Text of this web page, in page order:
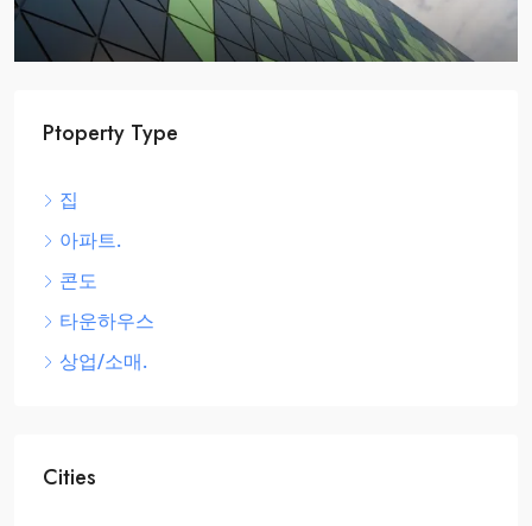
Ptoperty Type
집
아파트.
콘도
타운하우스
상업/소매.
Cities